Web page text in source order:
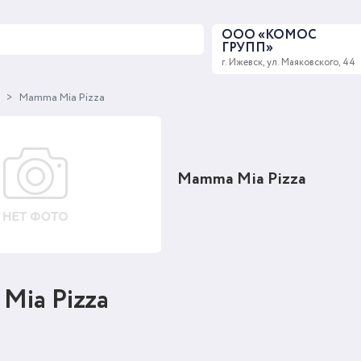
ООО «КОМОС
ГРУПП»
г. Ижевск, ул. Маяковского, 44
Mamma Mia Pizza
Mamma Mia Pizza
Pizza